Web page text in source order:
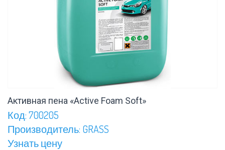
Активная пена «Active Foam Soft»
Код: 700205
Производитель: GRASS
Узнать цену